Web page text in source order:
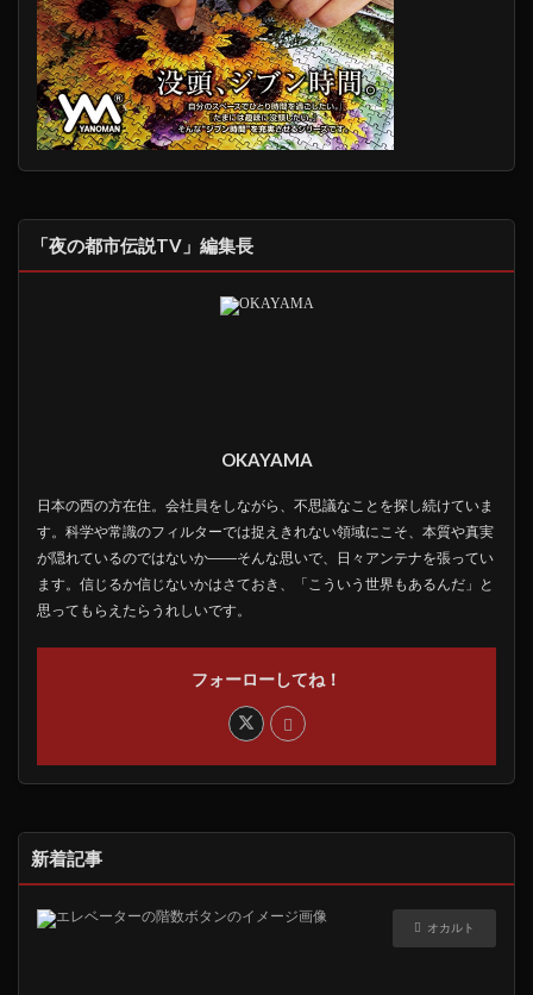
「夜の都市伝説TV」編集長
OKAYAMA
日本の西の方在住。会社員をしながら、不思議なことを探し続けていま
す。科学や常識のフィルターでは捉えきれない領域にこそ、本質や真実
が隠れているのではないか――そんな思いで、日々アンテナを張ってい
ます。信じるか信じないかはさておき、「こういう世界もあるんだ」と
思ってもらえたらうれしいです。
フォーローしてね！
新着記事
オカルト